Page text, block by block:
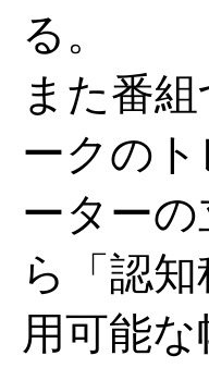
る。
また番
ークの
ーター
ら「認
用可能